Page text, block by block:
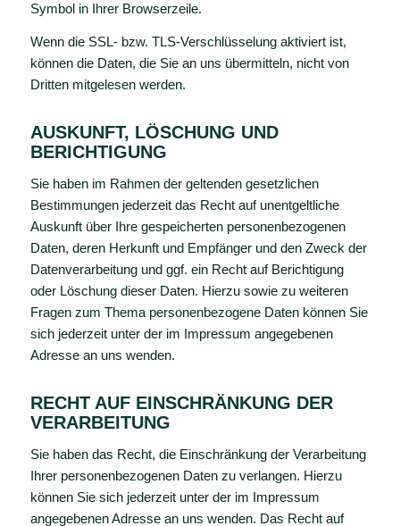
Symbol in Ihrer Browserzeile.
Wenn die SSL- bzw. TLS-Verschlüsselung aktiviert ist,
können die Daten, die Sie an uns übermitteln, nicht von
Dritten mitgelesen werden.
AUSKUNFT, LÖSCHUNG UND
BERICHTIGUNG
Sie haben im Rahmen der geltenden gesetzlichen
Bestimmungen jederzeit das Recht auf unentgeltliche
Auskunft über Ihre gespeicherten personenbezogenen
Daten, deren Herkunft und Empfänger und den Zweck der
Datenverarbeitung und ggf. ein Recht auf Berichtigung
oder Löschung dieser Daten. Hierzu sowie zu weiteren
Fragen zum Thema personenbezogene Daten können Sie
sich jederzeit unter der im Impressum angegebenen
Adresse an uns wenden.
RECHT AUF EINSCHRÄNKUNG DER
VERARBEITUNG
Sie haben das Recht, die Einschränkung der Verarbeitung
Ihrer personenbezogenen Daten zu verlangen. Hierzu
können Sie sich jederzeit unter der im Impressum
angegebenen Adresse an uns wenden. Das Recht auf